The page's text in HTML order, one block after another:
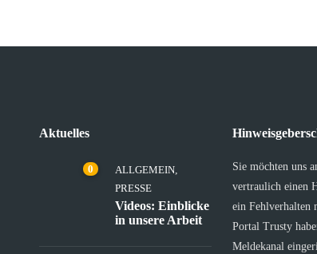
Aktuelles
0 ALLGEMEIN,
PRESSE
Videos: Einblicke
in unsere Arbeit
Sie möchten uns
vertraulich einen
ein Fehlverhalten
Portal Trusty
Meldekanal